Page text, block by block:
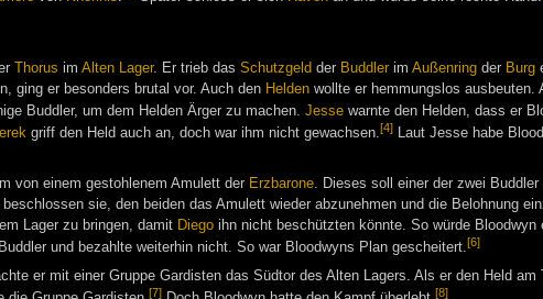
Thorus im Alten Lager. Er trieb das Schutzgeld der Buddlerim Außenringder Burg
ging er besonders brutal vor. Auch den Heldenwollte er hemmungslos ausbeuten.
Buddler, um dem Helden Ärger zu machen. Jessewarnte den Helden, dass er
griff den Held auch an, doch war ihm nicht gewachsen.[4]Laut Jesse habe
von einem gestohlenem Amulett der Erzbarone. Dieses soll einer der zwei Buddler
sie, den beiden das Amulett wieder abzunehmen und die Belohnung
Lager zu bringen, damit Diegoihn nicht beschützten könnte. So würde Bloodwyn
und bezahlte weiterhin nicht. So war Bloodwyns Plan gescheitert.[6]
er mit einer Gruppe Gardisten das Südtor des Alten Lagers. Als er den Held am
[7] [8]